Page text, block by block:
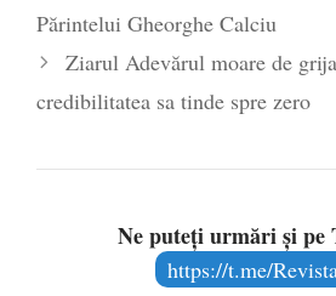
Părintelui Gheorghe Calciu
Ziarul Adevărul moare de
credibilitatea sa tinde spre zero
Ne puteți urmări și pe
https://t.me/